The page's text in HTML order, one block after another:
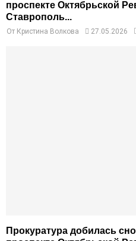
проспекте Октябрьской
Ставрополь...
От Кристина Волкова 27.05.2026
Прокуратура добилась